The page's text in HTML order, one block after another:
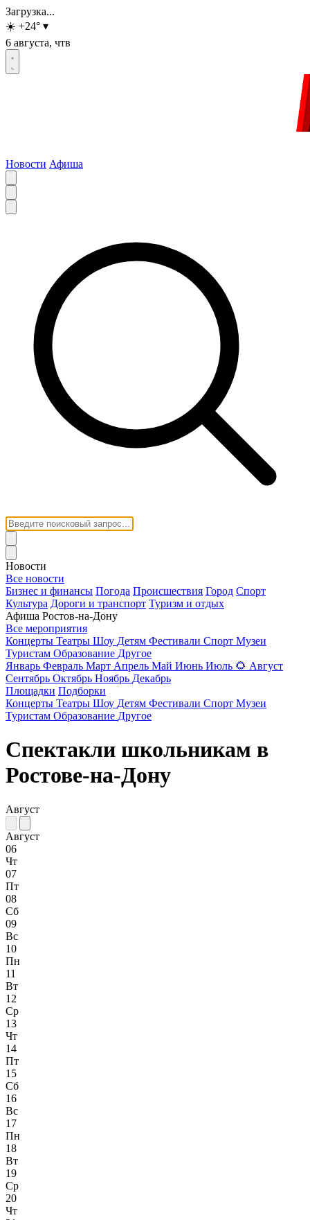
Загрузка...
☀️ +24° ▾
6 августа, чтв
Новости Афиша
Новости
Все новости
Бизнес и финансы Погода Происшествия Город Спорт
Культура Дороги и транспорт Туризм и отдых
Афиша Ростов-на-Дону
Все мероприятия
Концерты Театры Шоу Детям Фестивали Спорт Музеи
Туристам Образование Другое
Январь Февраль Март Апрель Май Июнь Июль 🌻 Август
Сентябрь Октябрь Ноябрь Декабрь
Площадки Подборки
Концерты Театры Шоу Детям Фестивали Спорт Музеи
Туристам Образование Другое
Спектакли школьникам в
Ростове-на-Дону
Август
Август
06
Чт
07
Пт
08
Сб
09
Вс
10
Пн
11
Вт
12
Ср
13
Чт
14
Пт
15
Сб
16
Вс
17
Пн
18
Вт
19
Ср
20
Чт